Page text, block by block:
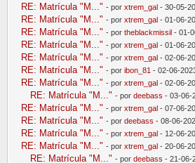
RE: Matrícula "M..." - por xtrem_gal - 30-05-
RE: Matrícula "M..." - por xtrem_gal - 01-06-
RE: Matrícula "M..." - por theblackmissil - 01-
RE: Matrícula "M..." - por xtrem_gal - 01-06-
RE: Matrícula "M..." - por xtrem_gal - 02-06-
RE: Matrícula "M..." - por ibon_81 - 02-06-
RE: Matrícula "M..." - por xtrem_gal - 02-06-
RE: Matrícula "M..." - por deebass - 03-06-
RE: Matrícula "M..." - por xtrem_gal - 07-06-
RE: Matrícula "M..." - por deebass - 08-06-
RE: Matrícula "M..." - por xtrem_gal - 12-06-
RE: Matrícula "M..." - por xtrem_gal - 20-06-
RE: Matrícula "M..." - por deebass - 21-06-